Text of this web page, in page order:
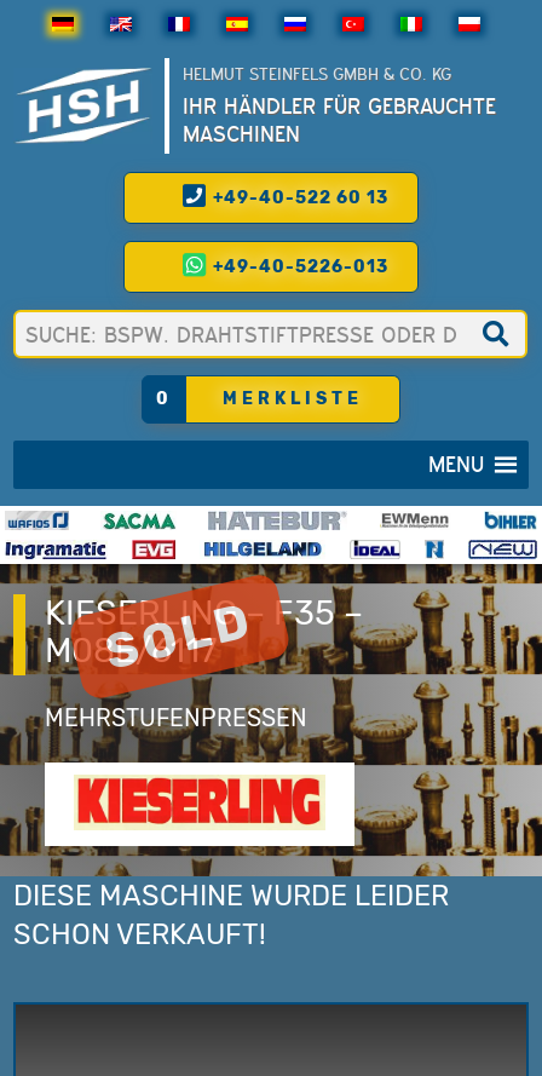
HELMUT STEINFELS GMBH & CO. KG
IHR HÄNDLER FÜR GEBRAUCHTE
MASCHINEN
+49-40-522 60 13
+49-40-5226-013
0 MERKLISTE
MENU
KIESERLING – F35 –
M08E/6117
MEHRSTUFENPRESSEN
DIESE MASCHINE WURDE LEIDER
SCHON VERKAUFT!